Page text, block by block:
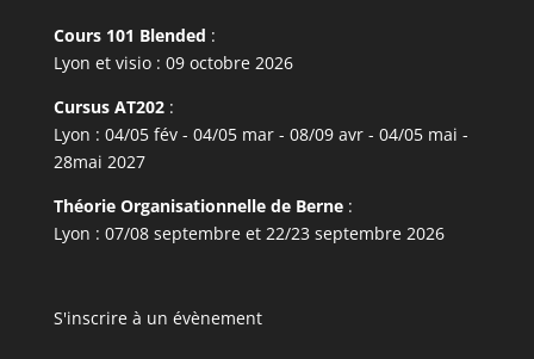
Cours 101 Blended :
Lyon et visio : 09 octobre 2026
Cursus AT202:
Lyon : 04/05 fév - 04/05 mar - 08/09 avr - 04/05 mai -
28mai 2027
Théorie Organisationnelle de Berne:
Lyon : 07/08 septembre et 22/23 septembre 2026
S'inscrire à un évènement